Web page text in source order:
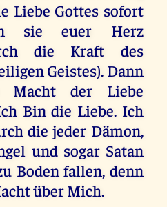
Liebe Gottes sofort
sie euer Herz
die Kraft des
Geistes). Dann
der Liebe
Bin die Liebe. Ich
die jeder Dämon,
und sogar Satan
Boden fallen, denn
über Mich.